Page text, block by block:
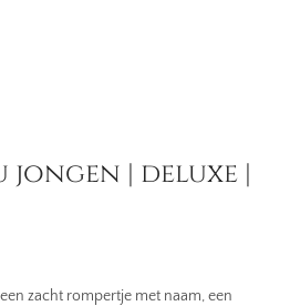
jongen | deluxe |
zacht rompertje met naam, een